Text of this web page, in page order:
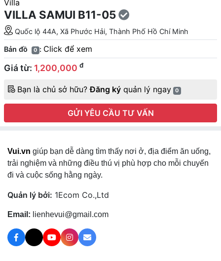
Villa
VILLA SAMUI B11-05
Quốc lộ 44A, Xã Phước Hải, Thành Phố Hồ Chí Minh
Bản đồ 0 : Click để xem
Giá từ: 1,200,000 đ
Bạn là chủ sở hữu?Đăng ký quản lý ngay 0
GỬI YÊU CẦU TƯ VẤN
Vui.vn giúp bạn dễ dàng tìm thấy nơi ở, địa điểm ăn uống,
trải nghiệm và những điều thú vị phù hợp cho mỗi chuyến
đi và cuộc sống hằng ngày.
Quản lý bởi: 1Ecom Co.,Ltd
Email: lienhevui@gmail.com